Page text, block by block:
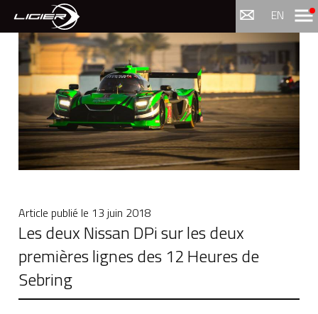
EN Menu
Article publié le 13 juin 2018
Les deux Nissan DPi sur les deux
premières lignes des 12 Heures de
Sebring